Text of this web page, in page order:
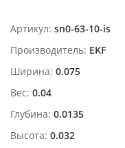
Артикул: sn0-63-10-is
Производитель: EKF
Ширина: 0.075
Вес: 0.04
Глубина: 0.0135
Высота: 0.032